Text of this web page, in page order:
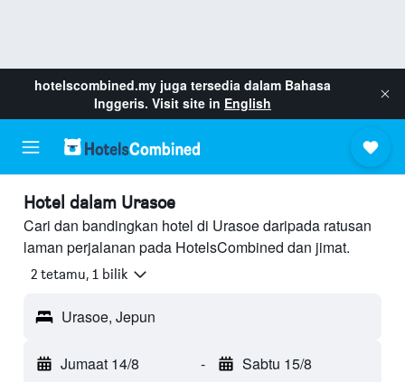
hotelscombined.my juga tersedia dalam Bahasa
Inggeris. Visit site in English
Hotel dalam Urasoe
Cari dan bandingkan hotel di Urasoe daripada ratusan
laman perjalanan pada HotelsCombined dan jimat.
2 tetamu, 1 bilik
Urasoe, Jepun
Jumaat 14/8 - Sabtu 15/8